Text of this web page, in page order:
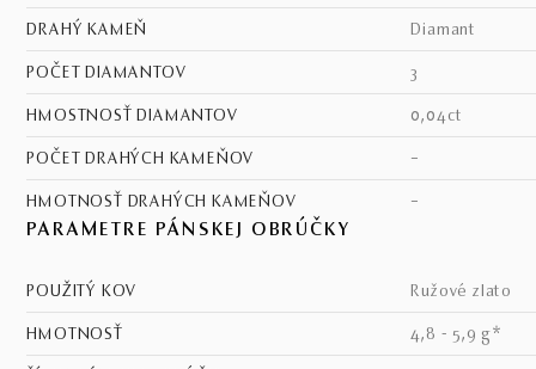
DRAHÝ KAMEŇ diamant
POČET DIAMANTOV 3
HMOSTNOSŤ DIAMANTOV 0,04ct
POČET DRAHÝCH KAMEŇOV –
HMOTNOSŤ DRAHÝCH KAMEŇOV –
PARAMETRE PÁNSKEJ OBRÚČKY
POUŽITÝ KOV ružové zlato
HMOTNOSŤ 4,8 - 5,9 g*